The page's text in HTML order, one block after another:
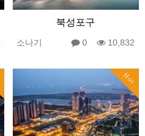
북성포구
소나기 0 10,832
Hot